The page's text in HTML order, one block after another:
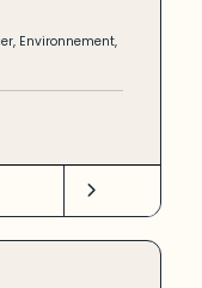
, Environnement,